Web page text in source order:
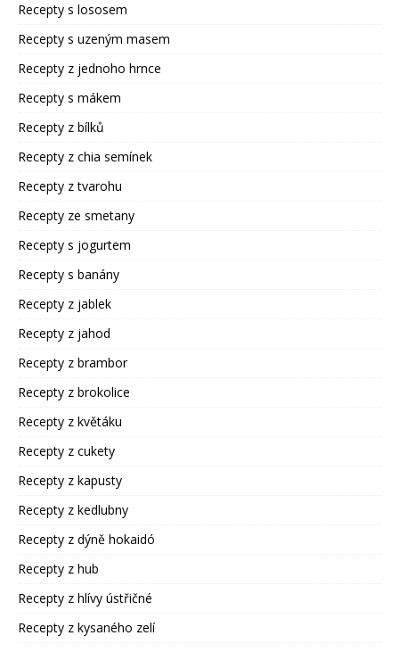
Recepty s lososem
Recepty s uzeným masem
Recepty z jednoho hrnce
Recepty s mákem
Recepty z bílků
Recepty z chia semínek
Recepty z tvarohu
Recepty ze smetany
Recepty s jogurtem
Recepty s banány
Recepty z jablek
Recepty z jahod
Recepty z brambor
Recepty z brokolice
Recepty z květáku
Recepty z cukety
Recepty z kapusty
Recepty z kedlubny
Recepty z dýně hokaidó
Recepty z hub
Recepty z hlívy ústřičné
Recepty z kysaného zelí